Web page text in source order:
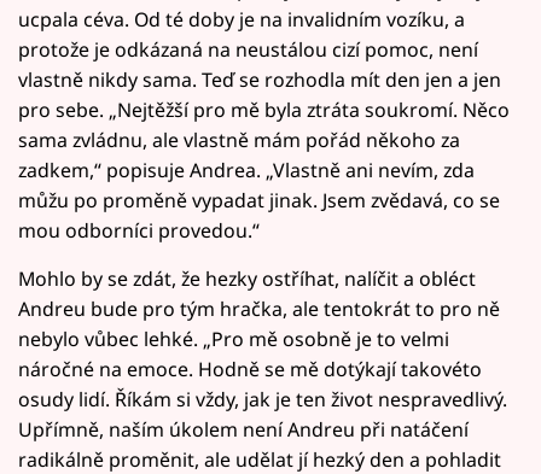
ucpala céva. Od té doby je na invalidním vozíku, a
protože je odkázaná na neustálou cizí pomoc, není
vlastně nikdy sama. Teď se rozhodla mít den jen a jen
pro sebe. „Nejtěžší pro mě byla ztráta soukromí. Něco
sama zvládnu, ale vlastně mám pořád někoho za
zadkem,“ popisuje Andrea. „Vlastně ani nevím, zda
můžu po proměně vypadat jinak. Jsem zvědavá, co se
mou odborníci provedou.“
Mohlo by se zdát, že hezky ostříhat, nalíčit a obléct
Andreu bude pro tým hračka, ale tentokrát to pro ně
nebylo vůbec lehké. „Pro mě osobně je to velmi
náročné na emoce. Hodně se mě dotýkají takovéto
osudy lidí. Říkám si vždy, jak je ten život nespravedlivý.
Upřímně, naším úkolem není Andreu při natáčení
radikálně proměnit, ale udělat jí hezký den a pohladit